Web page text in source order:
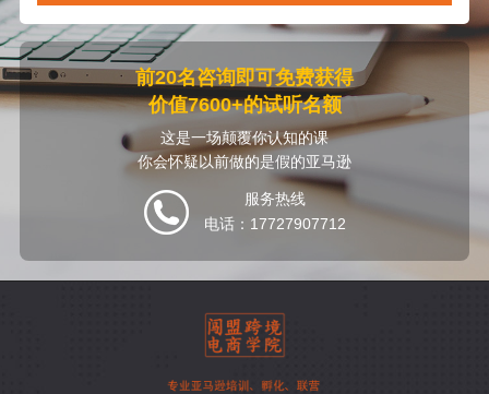
前20名咨询即可免费获得
价值7600+的试听名额
这是一场颠覆你认知的课
你会怀疑以前做的是假的亚马逊
服务热线
电话：17727907712